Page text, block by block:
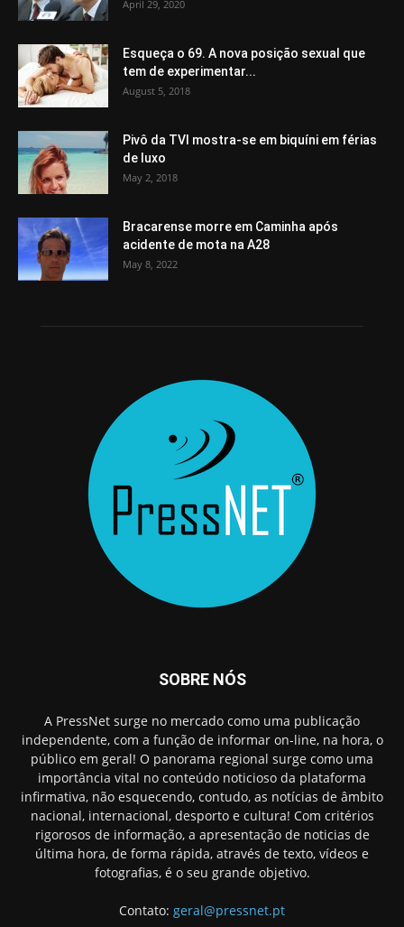
April 29, 2020
Esqueça o 69. A nova posição sexual que
tem de experimentar...
August 5, 2018
Pivô da TVI mostra-se em biquíni em férias
de luxo
May 2, 2018
Bracarense morre em Caminha após
acidente de mota na A28
May 8, 2022
SOBRE NÓS
A PressNet surge no mercado como uma publicação
independente, com a função de informar on-line, na hora, o
público em geral! O panorama regional surge como uma
importância vital no conteúdo noticioso da plataforma
infirmativa, não esquecendo, contudo, as notícias de âmbito
nacional, internacional, desporto e cultura! Com critérios
rigorosos de informação, a apresentação de noticias de
última hora, de forma rápida, através de texto, vídeos e
fotografias, é o seu grande objetivo.
Contato: geral@pressnet.pt